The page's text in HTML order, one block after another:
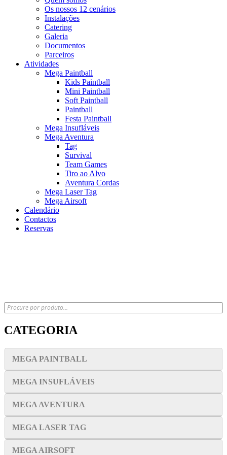
Os nossos 12 cenários
Instalações
Catering
Galeria
Documentos
Parceiros
Atividades
Mega Paintball
Kids Paintball
Mini Paintball
Soft Paintball
Paintball
Festa Paintball
Mega Insufláveis
Mega Aventura
Tag
Survival
Team Games
Tiro ao Alvo
Aventura Cordas
Mega Laser Tag
Mega Airsoft
Calendário
Contactos
Reservas
CATEGORIA
MEGA PAINTBALL
MEGA INSUFLÁVEIS
MEGA AVENTURA
MEGA LASER TAG
MEGA AIRSOFT